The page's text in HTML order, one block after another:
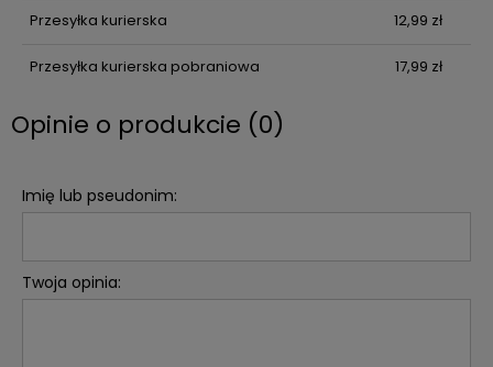
Przesyłka kurierska 12,99 zł
Przesyłka kurierska pobraniowa 17,99 zł
Opinie o produkcie (0)
Imię lub pseudonim:
Twoja opinia: